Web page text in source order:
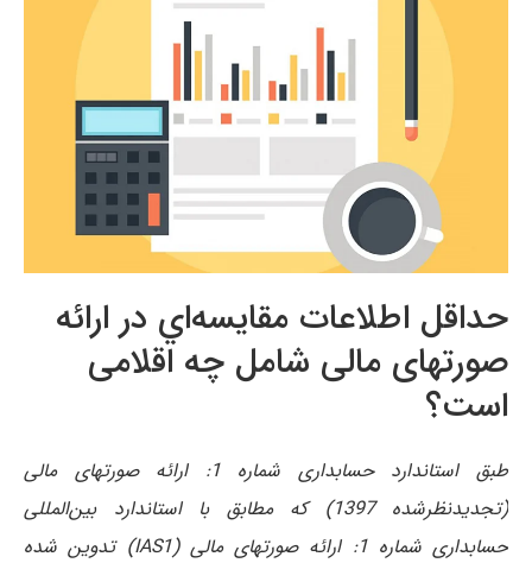
حداقل اطلاعات مقايسه‌اي در ارائه
صورتهای مالی شامل چه اقلامی
است؟
طبق استاندارد حسابداری شماره 1: ارائه صورتهای مالی
(تجدیدنظرشده 1397) که مطابق با استاندارد بین‌المللی
حسابداری شماره 1: ارائه صورتهای مالی (IAS1) تدوین شده